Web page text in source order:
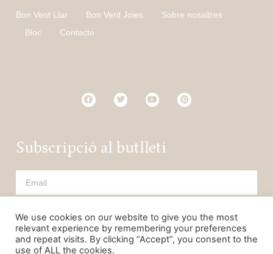
Bon Vent Llar Bon Vent Joies
Sobre nosaltres
Bloc
Contacte
Subscripció al butlletí
Subscriure
We use cookies on our website to give you the most
relevant experience by remembering your preferences
and repeat visits. By clicking “Accept”, you consent to the
use of ALL the cookies.